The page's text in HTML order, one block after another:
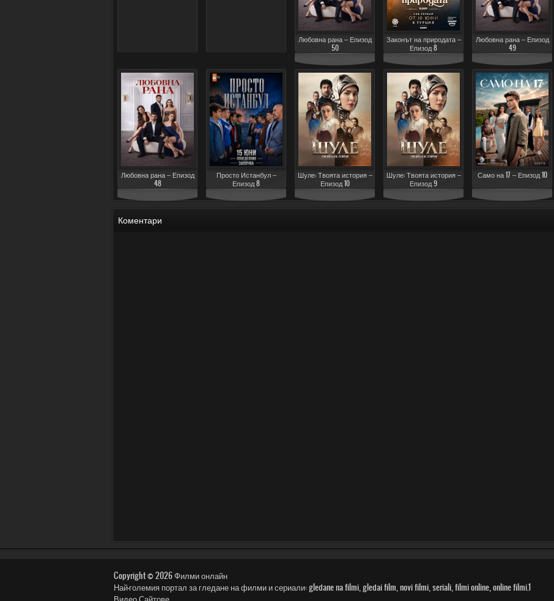
Любовна рана – Епизод
50
Законът на природата –
Епизод 8
Любовна рана – Епизод
49
Любовна рана – Епизод
48
Просто Истанбул –
Епизод 8
Шуле: Твоята история –
Епизод 10
Шуле: Твоята история –
Епизод 9
Само на 17 – Епизод 10
Коментари
Copyright © 2026Филми онлайн
Най-големия портал за гледане на филми и сериали: gledane na filmi, gledai film, novi filmi, seriali, filmi online, online filmi.1
Видео Сайтове